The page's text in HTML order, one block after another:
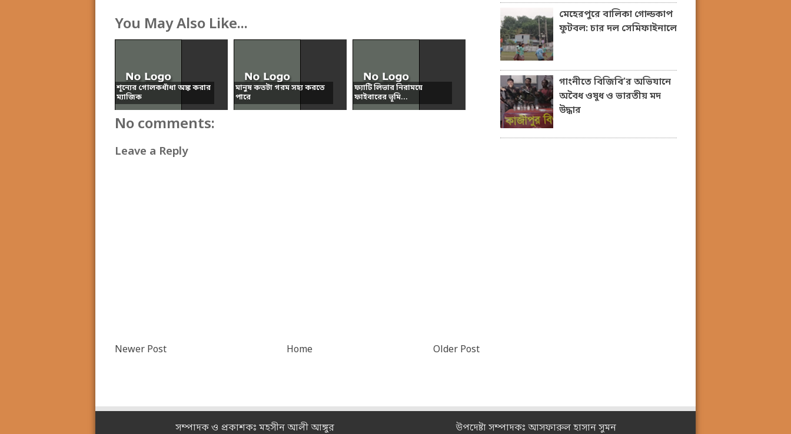
You May Also Like...
শূন্যের গোলকধাঁধা অঙ্ক করার
ম্যাজিক
মানুষ কতটা গরম সহ্য করতে
পারে
ফ্যাটি লিভার নিরাময়ে
ফাইবারের ভূমি...
No comments:
Leave a Reply
Newer Post Older Post
Home
মেহেরপুরে বালিকা গোল্ডকাপ
ফুটবল: চার দল সেমিফাইনালে
গাংনীতে বিজিবি’র অভিযানে
অবৈধ ওষুধ ও ভারতীয় মদ
উদ্ধার
সম্পাদক ও প্রকাশকঃ মহসীন আলী আঙ্গুর উপদেষ্টা সম্পাদকঃ আসফারুল হাসান সুমন